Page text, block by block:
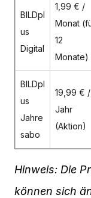
BILDpl
us
Digital
1,99 € /
Monat
12
Monate)
BILDpl
us
Jahre
sabo
19,99 € /
Jahr
(Aktion)
Hinweis: Die
können sich